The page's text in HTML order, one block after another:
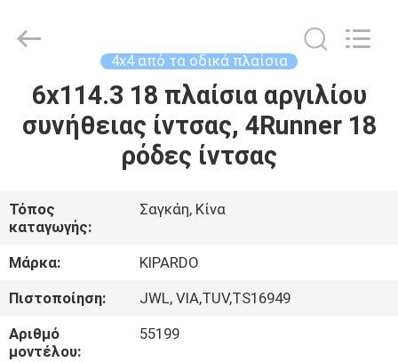
ΣΠΊΤΙ
ΠΡΟΪΌΝΤΑ
ΠΕΡΊΠΟΥ
ΕΜΕΊΣ
ΓΎΡΟΣ
ΕΡΓΟΣΤΑΣΊΩΝ
Industry
Co.,Ltd.
4x4 από τα οδικά πλαίσια
6x114.3 18 πλαίσια αργιλίου
συνήθειας ίντσας, 4Runner 18
ρόδες ίντσας
Τόπος
καταγωγής:
Σαγκάη, Κίνα
Μάρκα:
KIPARDO
Πιστοποίηση:
JWL, VIA,TUV,TS16949
Αριθμό
μοντέλου:
55199